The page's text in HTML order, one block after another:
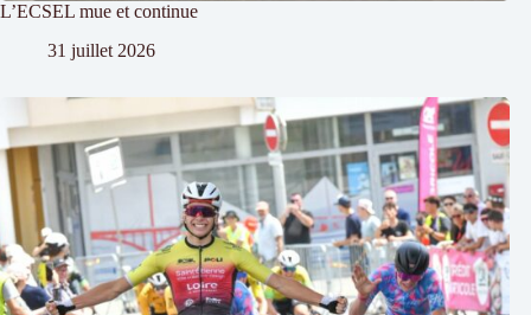
L’ECSEL mue et continue
31 juillet 2026